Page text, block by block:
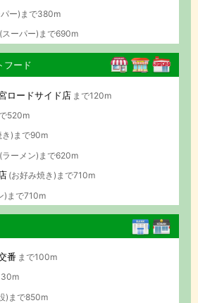
ー)まで380m
(スーパー)まで690m
フード
ロードサイド店 まで120m
520m
き)まで90m
(ラーメン)まで620m
(お好み焼き)まで710m
)まで710m
番 まで100m
)まで850m